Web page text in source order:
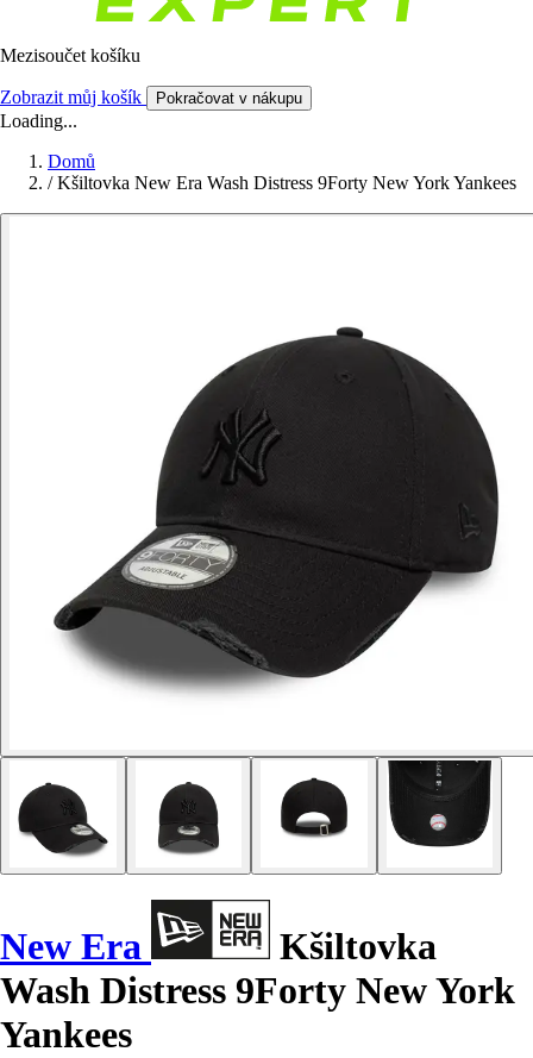
Mezisoučet košíku
Zobrazit můj košík Pokračovat v nákupu
Loading...
Domů
/ Kšiltovka New Era Wash Distress 9Forty New York Yankees
New Era
Kšiltovka
Wash Distress 9Forty New York
Yankees